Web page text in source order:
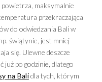
maksymalnie
przekraczająca
do odwiedzania Bali w
świątynie, jest mniej
się. Ulewne deszcze
już po godzinie, dlatego
na Balidla tych, którym